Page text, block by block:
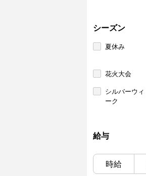
シーズン
夏休み
花火大会
シルバーウィ
ーク
給与
時給